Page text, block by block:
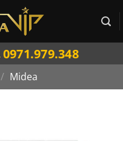
0971.979.348
/ Midea